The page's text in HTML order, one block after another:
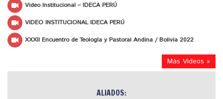
Video Institucional – IDECA PERÚ
VIDEO INSTITUCIONAL IDECA PERÚ
XXXII Encuentro de Teología y Pastoral Andina / Bolivia 2022
Más Videos »
ALIADOS: